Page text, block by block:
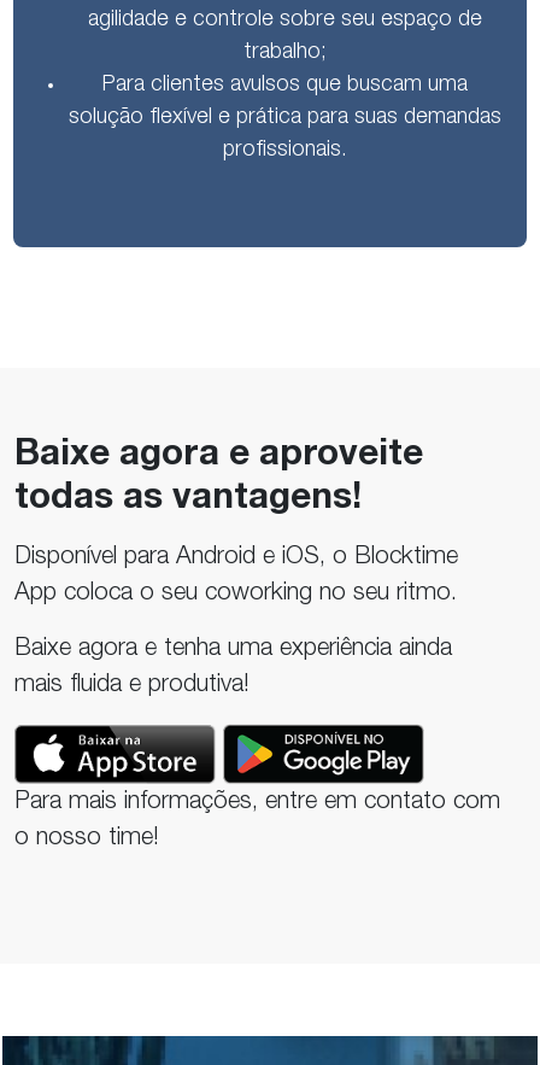
agilidade e controle sobre seu espaço de
trabalho;
Para clientes avulsos que buscam uma
solução flexível e prática para suas demandas
profissionais.
Baixe agora e aproveite
todas as vantagens!
Disponível para Android e iOS, o Blocktime
App coloca o seu coworking no seu ritmo.
Baixe agora e tenha uma experiência ainda
mais fluida e produtiva!
Para mais informações, entre em contato com
o nosso time!